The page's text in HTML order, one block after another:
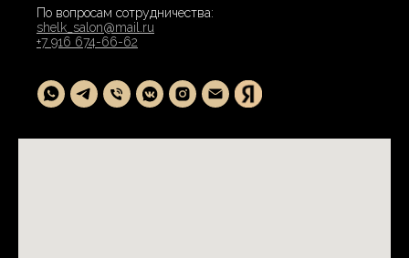
По вопросам сотрудничества:
shelk_salon@mail.ru
+7 916 674-66-62